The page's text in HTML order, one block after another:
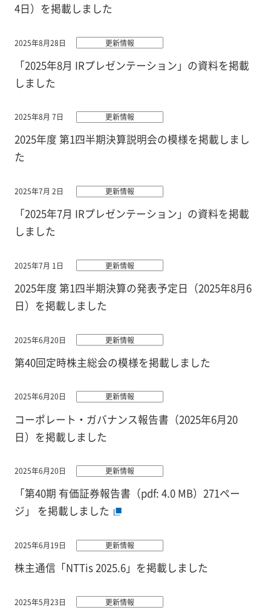
4日）を掲載しました
2025年8月28日 更新情報
「2025年8月 IRプレゼンテーション」の資料を掲載
しました
2025年8月 7日 更新情報
2025年度 第1四半期決算説明会の模様を掲載しまし
た
2025年7月 2日 更新情報
「2025年7月 IRプレゼンテーション」の資料を掲載
しました
2025年7月 1日 更新情報
2025年度 第1四半期決算の発表予定日（2025年8月6
日）を掲載しました
2025年6月20日 更新情報
第40回定時株主総会の模様を掲載しました
2025年6月20日 更新情報
コーポレート・ガバナンス報告書（2025年6月20
日）を掲載しました
2025年6月20日 更新情報
「第40期 有価証券報告書（pdf: 4.0 MB）271ペー
ジ」 を掲載しました
2025年6月19日 更新情報
株主通信「NTTis 2025.6」を掲載しました
2025年5月23日 更新情報